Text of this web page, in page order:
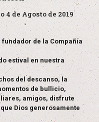
4 de Agosto de 2019
fundador de la Compañía
estival en nuestra
del descanso, la
de bullicio,
amigos, disfrute
Dios generosamente